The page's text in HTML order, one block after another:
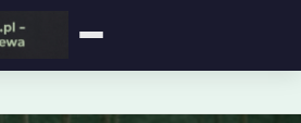
Strona główna